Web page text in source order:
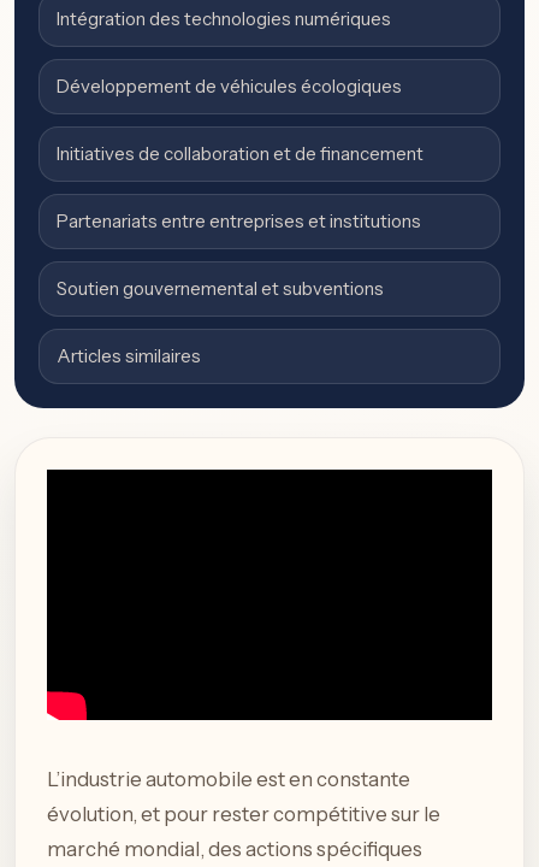
Intégration des technologies numériques
Développement de véhicules écologiques
Initiatives de collaboration et de financement
Partenariats entre entreprises et institutions
Soutien gouvernemental et subventions
Articles similaires
L’industrie automobile est en constante
évolution, et pour rester compétitive sur le
marché mondial, des actions spécifiques